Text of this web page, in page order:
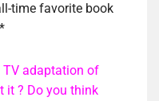
time favorite book
TV adaptation of
it ? Do you think